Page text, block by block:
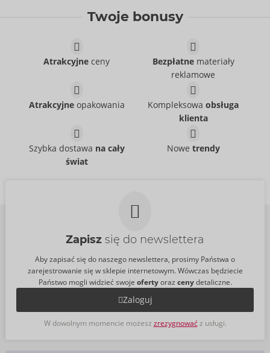
Cena sugerowana:49,95 €
- ORION Brand
21336871711
- ORION Brand
21621301701
Cena sugerowana:
Svenjoyment- ORION Brand
21335981701
Svenjoyment- ORION Brand
Twoje bonusy
Atrakcyjne ceny Bezpłatnemateriały
reklamowe
Atrakcyjneopakowania Kompleksowaobsługa
klienta
Szybka dostawa na cały
świat
Nowe trendy
Zapisz się do newslettera
Aby zapisać się do naszego newslettera, prosimy Państwa o
zarejestrowanie się w sklepie internetowym. Wówczas będziecie
Państwo mogli widzieć swoje ofertyoraz cenydetaliczne.
Zaloguj
W dowolnym momencie możesz zrezygnowaćz usługi.